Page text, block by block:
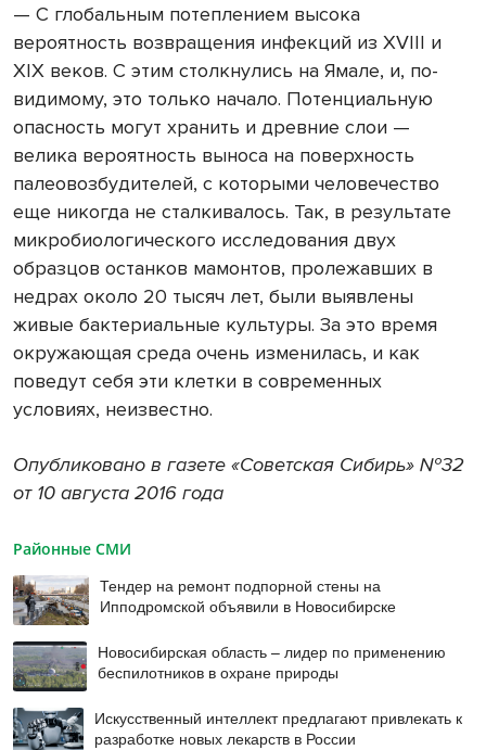
— С глобальным потеплением высока
вероятность возвращения инфекций из XVIII и
XIX веков. С этим столкнулись на Ямале, и, по-
видимому, это только начало. Потенциальную
опасность могут хранить и древние слои —
велика вероятность выноса на поверхность
палеовозбудителей, с которыми человечество
еще никогда не сталкивалось. Так, в результате
микробиологического исследования двух
образцов останков мамонтов, пролежавших в
недрах около 20 тысяч лет, были выявлены
живые бактериальные культуры. За это время
окружающая среда очень изменилась, и как
поведут себя эти клетки в современных
условиях, неизвестно.
Опубликовано в газете «Советская Сибирь» №32
от 10 августа 2016 года
Районные СМИ
Тендер на ремонт подпорной стены на
Ипподромской объявили в Новосибирске
Новосибирская область – лидер по применению
беспилотников в охране природы
Искусственный интеллект предлагают привлекать к
разработке новых лекарств в России